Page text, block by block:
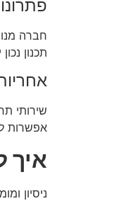
חברה
תכנון
שירותי
אפשרות
איך
ניסיון